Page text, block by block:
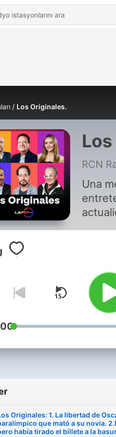
Los Originales.
RCN
Una
Originales: 1. La libertad de
que mató a su novia.
había tirado el billete a la